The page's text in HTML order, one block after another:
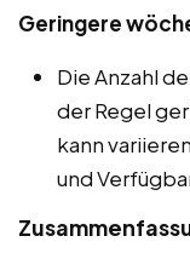
Geringere
Die Anzahl
der Regel
kann
und